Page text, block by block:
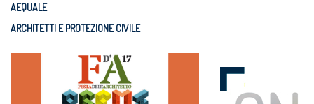
AEQUALE
ARCHITETTI E PROTEZIONE CIVILE